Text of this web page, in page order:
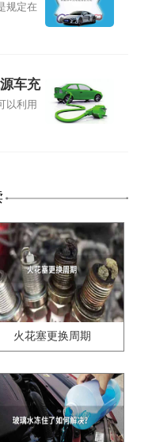
规定在
车充
以利用
火花塞更换周期